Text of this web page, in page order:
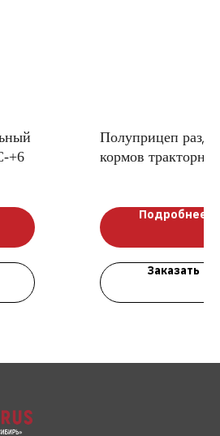
+6
Полуприцеп
кормов
Подробнее
Заказать